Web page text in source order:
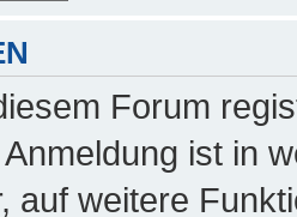
Forum
ist in
auf weitere